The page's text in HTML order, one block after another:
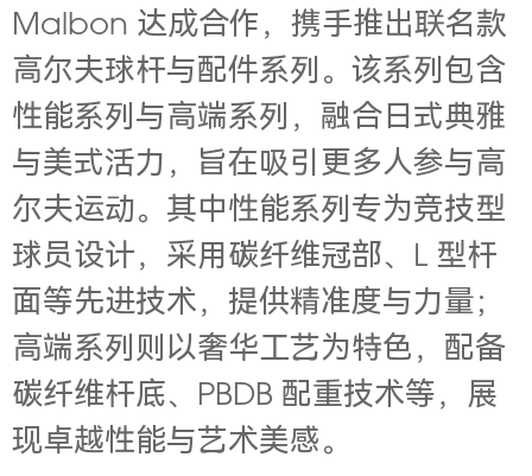
Malbon 达成合作，携手推出联名款
高尔夫球杆与配件系列。该系列包含
性能系列与高端系列，融合日式典雅
与美式活力，旨在吸引更多人参与高
尔夫运动。其中性能系列专为竞技型
球员设计，采用碳纤维冠部、L 型杆
面等先进技术，提供精准度与力量；
高端系列则以奢华工艺为特色，配备
碳纤维杆底、PBDB 配重技术等，展
现卓越性能与艺术美感。